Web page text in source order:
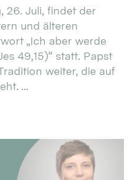
26. Juli, findet der
und älteren
„Ich aber werde
49,15)“ statt. Papst
weiter, die auf
...